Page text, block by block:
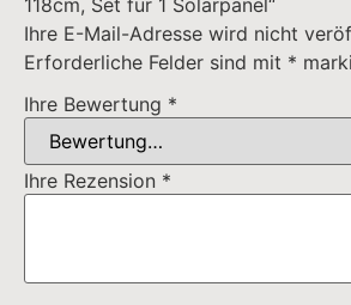
Ihre E-Mail-Adresse wird nicht
Erforderliche Felder sind mit *
Ihre Bewertung *
Ihre Rezension *